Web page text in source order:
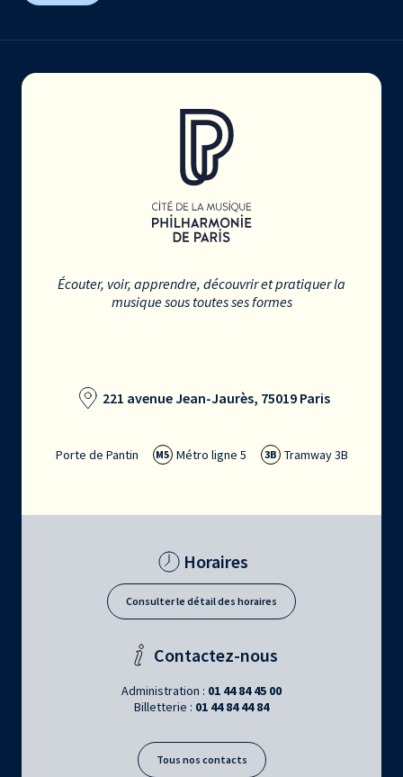
Écouter, voir, apprendre, découvrir et pratiquer la
musique sous toutes ses formes
221 avenue Jean-Jaurès, 75019 Paris
Porte de Pantin M5 Métro ligne 5 3B Tramway 3B
Horaires
Consulter le détail des horaires
Contactez-nous
Administration : 01 44 84 45 00
Billetterie : 01 44 84 44 84
Tous nos contacts